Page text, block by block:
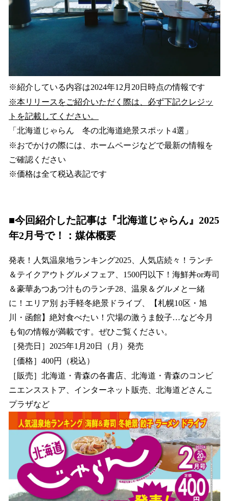
※紹介している内容は2024年12月20日時点の情報です
※本リリースをご紹介いただく際は、必ず下記クレジッ
トを記載してください。
「北海道じゃらん 冬の北海道絶景スポット4選」
※おでかけの際には、ホームページなどで最新の情報を
ご確認ください
※価格は全て税込表記です
■今回紹介した記事は『北海道じゃらん』2025
年2月号で！：媒体概要
発表！人気温泉地ランキング2025、人気店続々！ランチ
＆テイクアウトグルメフェア、1500円以下！海鮮丼or寿司
＆豪華あつあつ汁ものランチ28、温泉＆グルメと一緒
に！エリア別 お手軽冬絶景ドライブ、【札幌10区・旭
川・函館】絶対食べたい！穴場の激うま餃子…など今月
も旬の情報が満載です。ぜひご覧ください。
［発売日］2025年1月20日（月）発売
［価格］400円（税込）
［販売］北海道・青森の各書店、北海道・青森のコンビ
ニエンスストア、インターネット販売、北海道どさんこ
プラザなど